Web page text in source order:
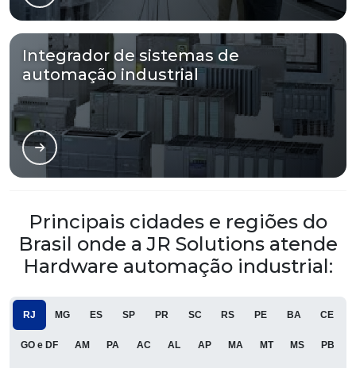
Integrador de sistemas de
automação industrial
Principais cidades e regiões do
Brasil onde a JR Solutions atende
Hardware automação industrial:
RJ MG ES SP PR SC RS PE BA CE
GO e DF AM PA AC AL AP MA MT MS PB